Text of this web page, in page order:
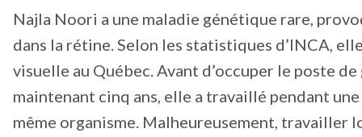
Najla Noori a une maladie génétique rare,
dans la rétine. Selon les statistiques d’INCA,
visuelle au Québec. Avant d’occuper le poste
maintenant cinq ans, elle a travaillé pendant
même organisme. Malheureusement, travailler